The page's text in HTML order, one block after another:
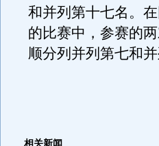
和并列第十七名。
的比赛中，参赛的
顺分列并列第七和并
相关新闻